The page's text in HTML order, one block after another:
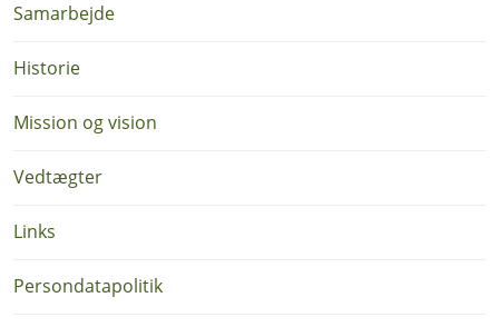
Samarbejde
Historie
Mission og vision
Vedtægter
Links
Persondatapolitik